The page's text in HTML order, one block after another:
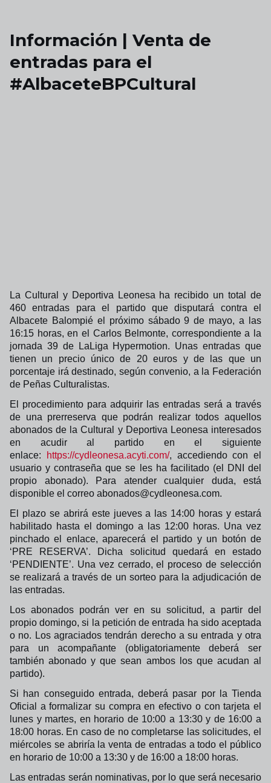
Información | Venta de
entradas para el
#AlbaceteBPCultural
La Cultural y Deportiva Leonesa ha recibido un total de
460 entradas para el partido que disputará contra el
Albacete Balompié el próximo sábado 9 de mayo, a las
16:15 horas, en el Carlos Belmonte, correspondiente a la
jornada 39 de LaLiga Hypermotion. Unas entradas que
tienen un precio único de 20 euros y de las que un
porcentaje irá destinado, según convenio, a la Federación
de Peñas Culturalistas.
El procedimiento para adquirir las entradas será a través
de una prerreserva que podrán realizar todos aquellos
abonados de la Cultural y Deportiva Leonesa interesados
en acudir al partido en el siguiente
enlace:
https://cydleonesa.acyti.com/, accediendo con el
usuario y contraseña que se les ha facilitado (el DNI del
propio abonado). Para atender cualquier duda, está
disponible el correo abonados@cydleonesa.com.
El plazo se abrirá este jueves a las 14:00 horas y estará
habilitado hasta el domingo a las 12:00 horas. Una vez
pinchado el enlace, aparecerá el partido y un botón de
‘PRE RESERVA’. Dicha solicitud quedará en estado
‘PENDIENTE’. Una vez cerrado, el proceso de selección
se realizará a través de un sorteo para la adjudicación de
las entradas.
Los abonados podrán ver en su solicitud, a partir del
propio domingo, si la petición de entrada ha sido aceptada
o no. Los agraciados tendrán derecho a su entrada y otra
para un acompañante (obligatoriamente deberá ser
también abonado y que sean ambos los que acudan al
partido).
Si han conseguido entrada, deberá pasar por la Tienda
Oficial a formalizar su compra en efectivo o con tarjeta el
lunes y martes, en horario de 10:00 a 13:30 y de 16:00 a
18:00 horas. En caso de no completarse las solicitudes, el
miércoles se abriría la venta de entradas a todo el público
en horario de 10:00 a 13:30 y de 16:00 a 18:00 horas.
Las entradas serán nominativas, por lo que será necesario